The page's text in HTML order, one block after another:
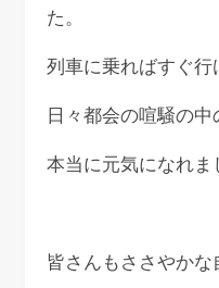
た。
列車に乗ればすぐ行
日々都会の喧騒の
本当に元気になれま
皆さんもささやか